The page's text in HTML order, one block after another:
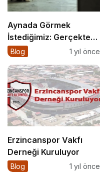
Aynada Görmek
İstediğimiz: Gerçekten
Kimiz?
Blog 1 yıl önce
Erzincanspor Vakfı
Derneği Kuruluyor
Blog 1 yıl önce